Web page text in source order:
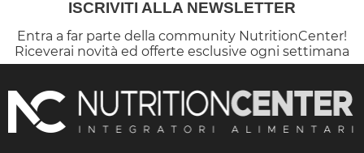
ISCRIVITI ALLA NEWSLETTER
Entra a far parte della community NutritionCenter!
Riceverai novità ed offerte esclusive ogni settimana